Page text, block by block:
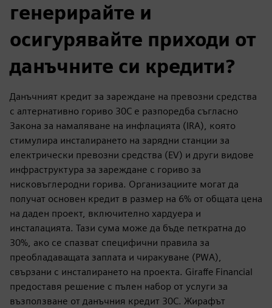
генерирайте и
осигурявайте приходи от
данъчните си кредити?
Данъчният кредит за зареждане на превозни средства
с алтернативно гориво 30C е разпоредба съгласно
Закона за намаляване на инфлацията (IRA), която
стимулира инсталирането на зарядни станции за
електрически превозни средства (EV) и други видове
инфраструктура за зареждане с гориво за
нисковъглеродни горива. Организациите могат да
получат основен кредит в размер на 6% от общата цена
на даден проект, включително хардуера и
инсталацията. Тази сума може да бъде петкратна до
30%, ако се спазват специфични правила за
преобладаващата заплата и чиракуване (PWA),
свързани с инсталирането на проекта. Giraffe Financial
предоставя решение с пълен набор от услуги за
възползване от данъчния кредит 30C. Жирафът